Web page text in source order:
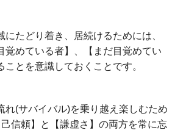
にたどり着き、居続けるためには、
覚めている者】、【まだ目覚めてい
とを意識しておくことです。
れ(サバイバル)を乗り越え楽しむため
信頼】と【謙虚さ】の両方を常に忘